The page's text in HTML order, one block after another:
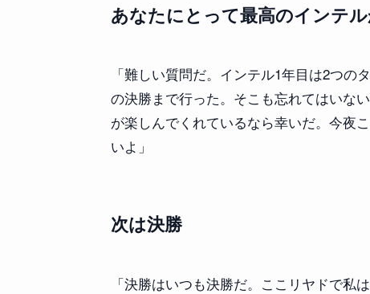
あなたにとって最高のインテ
「難しい質問だ。インテル1年目は2つ
の決勝まで行った。そこも忘れてはいな
が楽しんでくれているなら幸いだ。今夜
いよ」
次は決勝
「決勝はいつも決勝だ。ここリヤドで私